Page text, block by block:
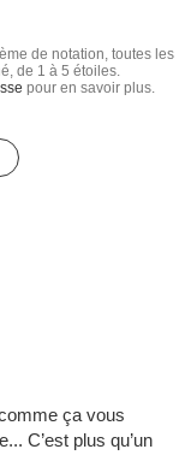
de notation, toutes les
de 1 à 5 étoiles.
pour en savoir plus.
ça vous
C’est plus qu’un